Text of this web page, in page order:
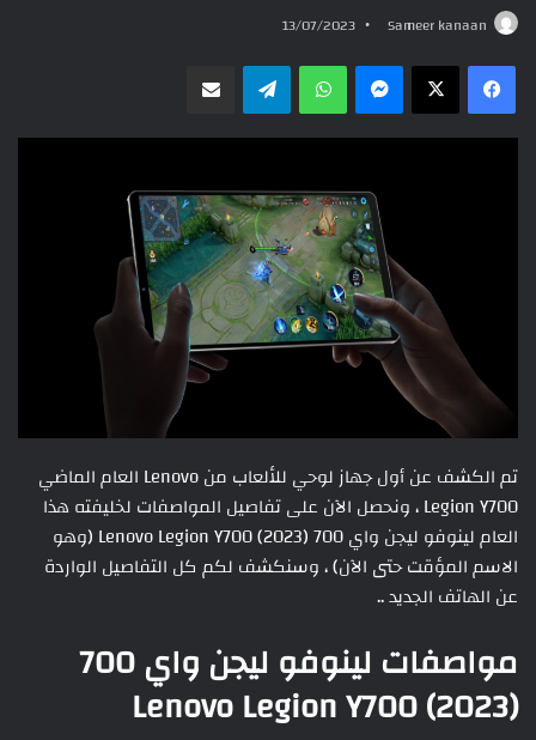
Sameer kanaan
13/07/2023
ماسنجر واتسابتيلقرام
تم الكشف عن أول جهاز لوحي للألعاب من Lenovo العام الماضي
Legion Y700 ، ونحصل الآن على تفاصيل المواصفات لخليفته هذا
العام لينوفو ليجن واي 700 Lenovo Legion Y700 (2023) (وهو
الاسم المؤقت حتى الآن) ، وسنكشف لكم كل التفاصيل الواردة
عن الهاتف الجديد ..
مواصفات لينوفو ليجن واي 700
Lenovo Legion Y700 (2023)